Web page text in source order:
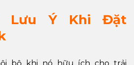
Lưu Ý Khi Đặt